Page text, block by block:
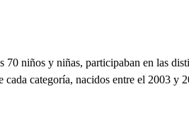
niños y niñas, participaban en las
categoría, nacidos entre el 2003 y